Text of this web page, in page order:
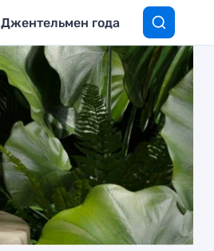
Джентельмен года